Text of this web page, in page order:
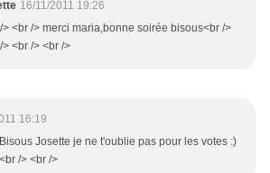
16/11/2011 19:26
> <br /> merci maria,bonne soirée bisous<br />
> <br /> <br />
16:19
Josette je ne t'oublie pas pour les votes :)
/> <br />